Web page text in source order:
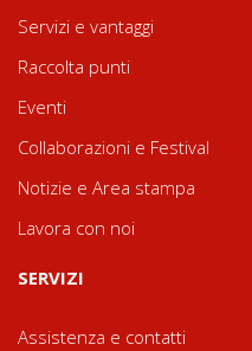
Servizi e vantaggi
Raccolta punti
Eventi
Collaborazioni e Festival
Notizie e Area stampa
Lavora con noi
SERVIZI
Assistenza e contatti